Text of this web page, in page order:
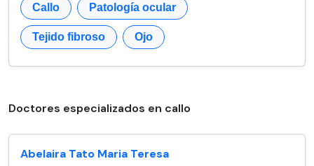
Callo Patología ocular
Tejido fibroso Ojo
Doctores especializados en callo
Abelaira Tato Maria Teresa